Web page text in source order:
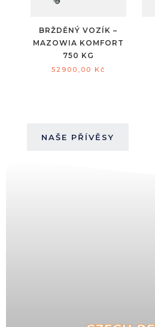
BRŽDĚNÝ VOZÍK –
MAZOWIA KOMFORT
750 KG
52900,00 Kč
NAŠE PŘÍVĚSY